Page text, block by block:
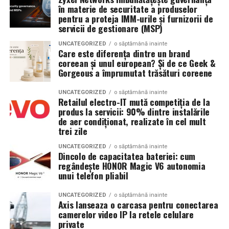
la intrare. Refuzul acestuia atrage imposibilitatea
accesului in festival.
De asemenea, Summer Well promoveaza un mediu sigur
si responsabil, iar consumul de substante interzise este
strict interzis.
Regulamentul complet, impreuna cu lista obiectelor
permise si interzise, poate fi consultat pe site-ul oficial
al festivalului.
Un festival construit
Summer Well 2026 este un festival Orange, sustinut de
parteneri care contribuie la experienta editiei
Bacardi, Martini, Jagermeister, Jack Daniel’s, Mega
Image, Pepsi, Fashion Days, alpro, Transalpina, vitamin
aqua, Lay’s, e-on, Academia de Studii Economice din
fiecare dintre aceste cerințe într-o realitate.
aceste date și oferă informații utile pentru
îmbunătățirea eficienței în timp, fie că obiectivul este
creșterea performanței sau construirea unei rutine de
antrenament mai bine structurate.
Monitorizarea precisă a traseului cu HONOR
AccuTrack
Pentru activitățile în aer liber, HONOR Watch 6
integrează tehnologia HONOR AccuTrack, susținută de
un nou chipset GNSS și de un sistem GPS dual-band,
traseului.
Sistemul avansat de poziționare oferă informații
în oraș, explorează trasee în natură sau descoperă zone
noi.
în materie de securitate a produselor
pentru a proteja IMM-urile și furnizorii de
servicii de gestionare (MSP)
UNCATEGORIZED o săptămână inainte
Care este diferența dintre un brand
coreean și unul european? Și de ce Geek &
Gorgeous a împrumutat trăsături coreene
UNCATEGORIZED o săptămână inainte
Retailul electro-IT mută competiția de la
produs la servicii: 90% dintre instalările
de aer condiționat, realizate în cel mult
trei zile
UNCATEGORIZED o săptămână inainte
Dincolo de capacitatea bateriei: cum
regândește HONOR Magic V6 autonomia
unui telefon pliabil
UNCATEGORIZED o săptămână inainte
Axis lanseaza o carcasa pentru conectarea
camerelor video IP la retele celulare
private